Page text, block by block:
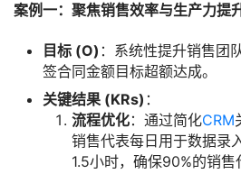
案例一：聚焦销售效率与生产力提
目标 (O) ：系统性提升销售团
签合同金额目标超额达成。
关键结果 (KRs) ：
流程优化：通过简化CRM
销售代表每日用于数据录
1.5小时，确保90%的销售